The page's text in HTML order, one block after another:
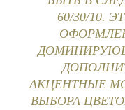
60/30/10.
АКЦЕНТНЫЕ
ВЫБОРА